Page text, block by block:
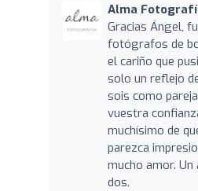
Alma
Gracias Ángel,
fotógrafos de
el cariño que
solo un reflejo
sois como
vuestra
muchísimo de
parezca
mucho amor.
dos.